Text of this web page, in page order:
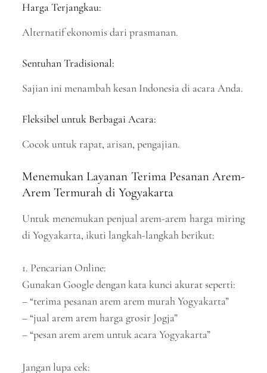
Harga Terjangkau:
Alternatif ekonomis dari prasmanan.
Sentuhan Tradisional:
Sajian ini menambah kesan Indonesia di acara Anda.
Fleksibel untuk Berbagai Acara:
Cocok untuk rapat, arisan, pengajian.
Menemukan Layanan Terima Pesanan Arem-
Arem Termurah di Yogyakarta
Untuk menemukan penjual arem-arem harga miring
di Yogyakarta, ikuti langkah-langkah berikut:
1. Pencarian Online:
Gunakan Google dengan kata kunci akurat seperti:
– “terima pesanan arem arem murah Yogyakarta”
– “jual arem arem harga grosir Jogja”
– “pesan arem arem untuk acara Yogyakarta”
Jangan lupa cek: